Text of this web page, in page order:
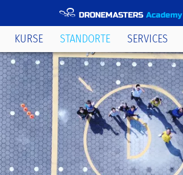
DRONEMASTERS Academy
KURSE STANDORTE SERVICES